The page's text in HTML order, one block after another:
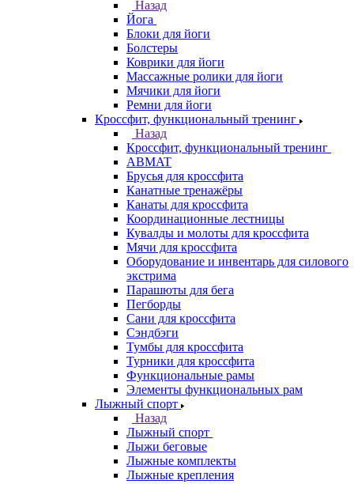
Назад
Йога
Блоки для йоги
Болстеры
Коврики для йоги
Массажные ролики для йоги
Мячики для йоги
Ремни для йоги
Кроссфит, функциональный тренинг
Назад
Кроссфит, функциональный тренинг
ABMAT
Брусья для кроссфита
Канатные тренажёры
Канаты для кроссфита
Координационные лестницы
Кувалды и молоты для кроссфита
Мячи для кроссфита
Оборудование и инвентарь для силового
экстрима
Парашюты для бега
Пегборды
Сани для кроссфита
Сэндбэги
Тумбы для кроссфита
Турники для кроссфита
Функциональные рамы
Элементы функциональных рам
Лыжный спорт
Назад
Лыжный спорт
Лыжи беговые
Лыжные комплекты
Лыжные крепления